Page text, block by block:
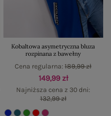
Kobaltowa asymetryczna bluza
rozpinana z bawełny
149,99 zł
Najniższa cena z 30 dni:
132,99 zł
Cena regularna:189,99 zł